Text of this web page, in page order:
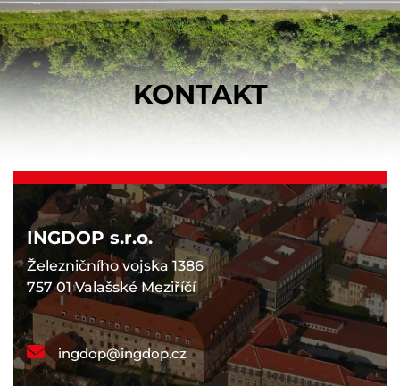
KONTAKT
INGDOP s.r.o.
Železničního vojska 1386
757 01 Valašské Meziříčí
ingdop@ingdop.cz